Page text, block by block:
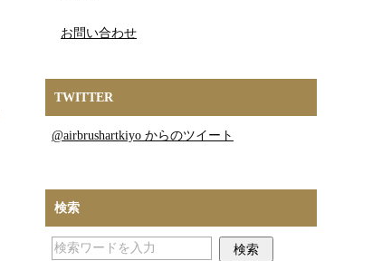
お問い合わせ
TWITTER
@airbrushartkiyo からのツイート
検索